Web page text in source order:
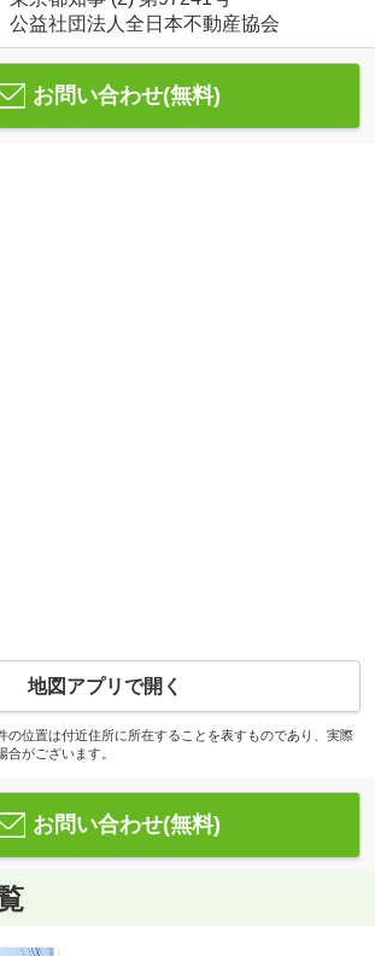
公益社団法人全日本不動産協会
お問い合わせ(無料)
地図アプリで開く
位置は付近住所に所在することを表すものであり、実際
がございます。
お問い合わせ(無料)